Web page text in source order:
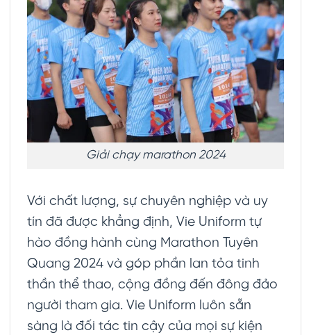
Giải chạy marathon 2024
Với chất lượng, sự chuyên nghiệp và uy
tín đã được khẳng định, Vie Uniform tự
hào đồng hành cùng Marathon Tuyên
Quang 2024 và góp phần lan tỏa tinh
thần thể thao, cộng đồng đến đông đảo
người tham gia. Vie Uniform luôn sẵn
sàng là đối tác tin cậy của mọi sự kiện